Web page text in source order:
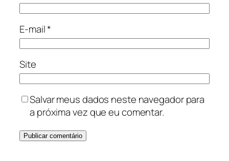
E-mail*
Site
Salvar meus dados neste navegador para
a próxima vez que eu comentar.